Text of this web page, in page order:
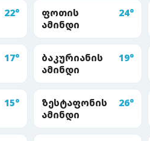
22°
ფოთის
ამინდი
24°
17°
ბაკურიანის
ამინდი
19°
15°
ზესტაფონის
ამინდი
26°